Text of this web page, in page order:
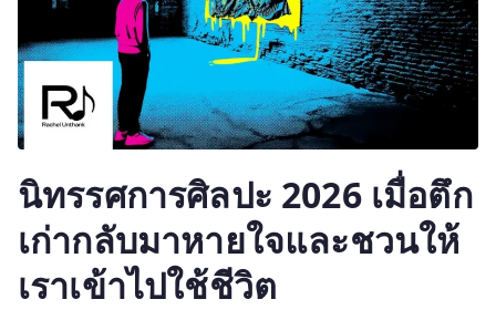
นิทรรศการศิลปะ 2026 เมื่อตึก
เก่ากลับมาหายใจและชวนให้
เราเข้าไปใช้ชีวิต